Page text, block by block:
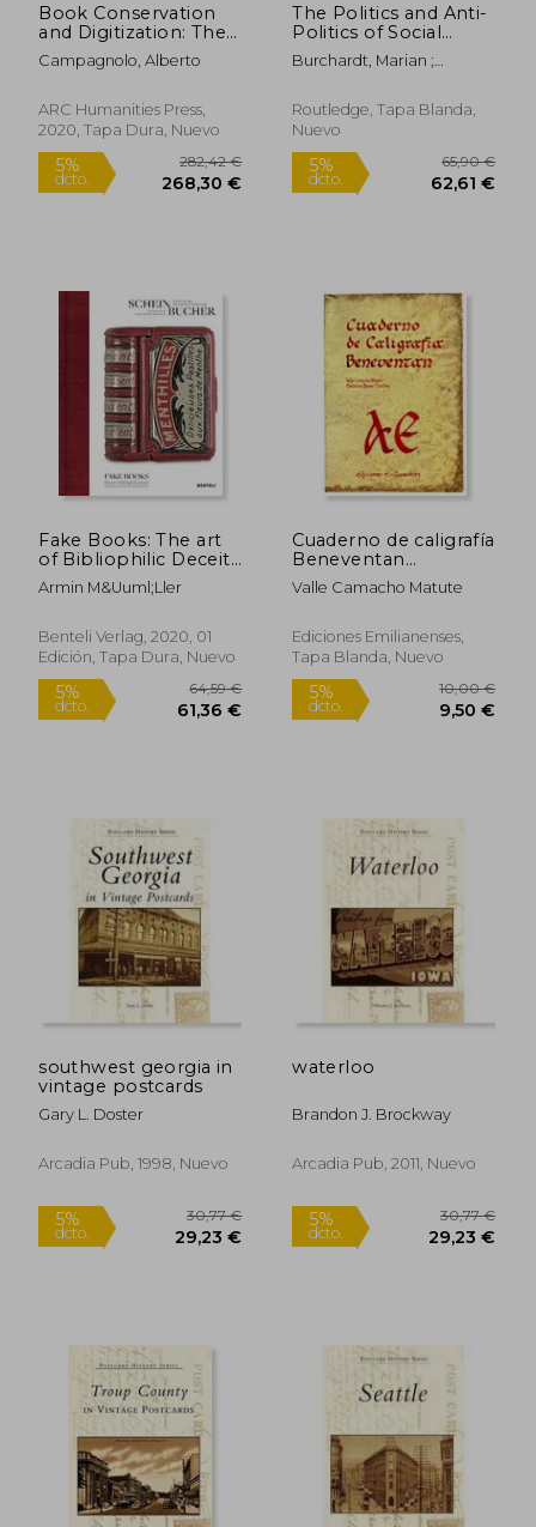
44,00 €
5% 5%
dcto.
Book Conservation
and Digitization: The
Challenges of
Dialogue and
Inglés)
Campagnolo, Alberto
ARC Humanities Press,
2020, Tapa Dura, Nuevo
5%
dcto.
282,42 €
268,30 €
The Politics and Anti-
Politics of Social
Movements: Religion
and AIDS in Africa (en
Burchardt, Marian ;
Rasmussen, Louise
Routledge, Tapa Blanda,
Nuevo
5%
dcto.
Fake Books: The art
of Bibliophilic Deceit
(Code Collection
Dispo) (en Inglés)
Armin M&Uuml;Ller
Benteli Verlag, 2020, 01
Edición, Tapa Dura, Nuevo
Cuaderno de caligrafía
Beneventan
(Escritorio
Emilianense)
Valle Camacho Matute
Ediciones Emilianenses,
Tapa Blanda, Nuevo
southwest georgia in
vintage postcards
Gary L. Doster
Arcadia Pub, 1998, Nuevo
waterloo
Brandon J. Brockway
Arcadia Pub, 2011, Nuevo